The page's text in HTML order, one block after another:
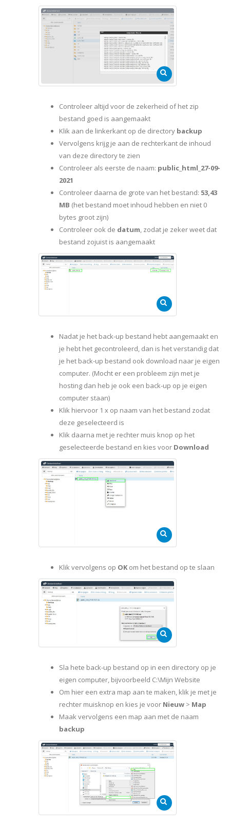
Controleer altijd voor de zekerheid of het zip
bestand goed is aangemaakt
Klik aan de linkerkant op de directory backup
Vervolgens krijg je aan de rechterkant de inhoud
van deze directory te zien
Controleer als eerste de naam: public_html_27-09-
2021
Controleer daarna de grote van het bestand: 53,43
MB (het bestand moet inhoud hebben en niet 0
bytes groot zijn)
Controleer ook de datum, zodat je zeker weet dat
bestand zojuist is aangemaakt
Nadat je het back-up bestand hebt aangemaakt en
je hebt het gecontroleerd, dan is het verstandig dat
je het back-up bestand ook download naar je eigen
computer. (Mocht er een probleem zijn met je
hosting dan heb je ook een back-up op je eigen
computer staan)
Klik hiervoor 1 x op naam van het bestand zodat
deze geselecteerd is
Klik daarna met je rechter muis knop op het
geselecteerde bestand en kies voor Download
Klik vervolgens op OK om het bestand op te slaan
Sla hete back-up bestand op in een directory op je
eigen computer, bijvoorbeeld C:\Mijn Website
Om hier een extra map aan te maken, klik je met je
rechter muisknop en kies je voor Nieuw > Map
Maak vervolgens een map aan met de naam
backup